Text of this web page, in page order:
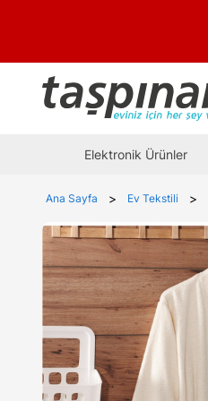
Elektronik Ürünler
Ana Sayfa > Ev Tekstili >